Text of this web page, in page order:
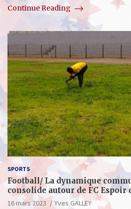
Continue Reading
SPORTS
Football/ La dynamique
consolide autour de FC Espoir
16 mars 2023
Yves GALLEY